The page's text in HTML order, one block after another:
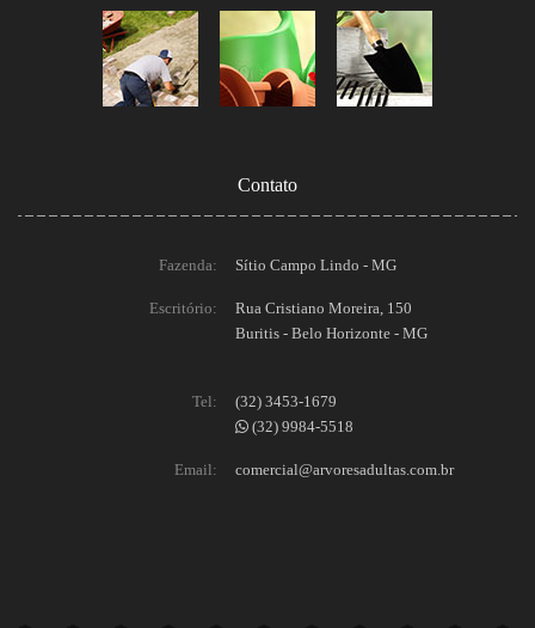
Contato
Fazenda: Sítio Campo Lindo - MG
Escritório:
Rua Cristiano Moreira, 150
Buritis - Belo Horizonte - MG
Tel:
(32) 3453-1679
(32) 9984-5518
Email: comercial@arvoresadultas.com.br